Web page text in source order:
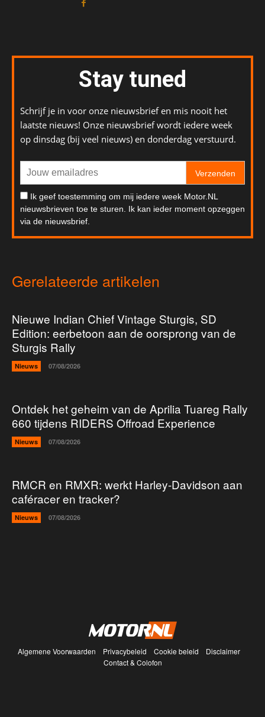
Stay tuned
Schrijf je in voor onze nieuwsbrief en mis nooit het
laatste nieuws! Onze nieuwsbrief wordt iedere week
op dinsdag (bij veel nieuws) en donderdag verstuurd.
Verzenden
Ik geef toestemming om mij iedere week Motor.NL
nieuwsbrieven toe te sturen. Ik kan ieder moment opzeggen
via de nieuwsbrief.
Gerelateerde artikelen
Nieuwe Indian Chief Vintage Sturgis, SD
Edition: eerbetoon aan de oorsprong van de
Sturgis Rally
Nieuws 07/08/2026
Ontdek het geheim van de Aprilia Tuareg Rally
660 tijdens RIDERS Offroad Experience
Nieuws 07/08/2026
RMCR en RMXR: werkt Harley-Davidson aan
caféracer en tracker?
Nieuws 07/08/2026
Algemene Voorwaarden Privacybeleid Cookie beleid
Disclaimer
Contact & Colofon